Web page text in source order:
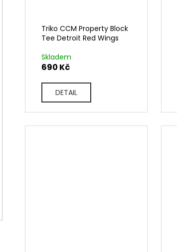
Triko CCM Property Block
Tee Detroit Red Wings
Skladem
690 Kč
DETAIL